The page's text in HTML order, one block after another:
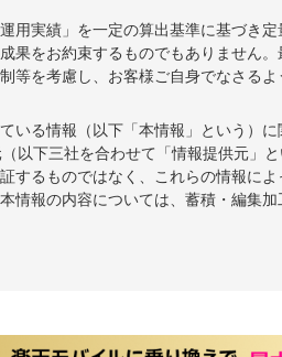
用実績」を一定の算出基準に基づき
果をお約束するものでもありません
等を考慮し、お客様ご自身でなさるよ
いる情報（以下「本情報」という）
以下三社を合わせて「情報提供元」
するものではなく、これらの情報に
情報の内容については、蓄積・編集